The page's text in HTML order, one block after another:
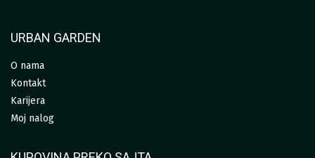
URBAN GARDEN
O nama
Kontakt
Karijera
Moj nalog